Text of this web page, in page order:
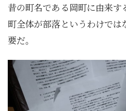
昔の町名である岡町に由来す
町全体が部落というわけで
要だ。